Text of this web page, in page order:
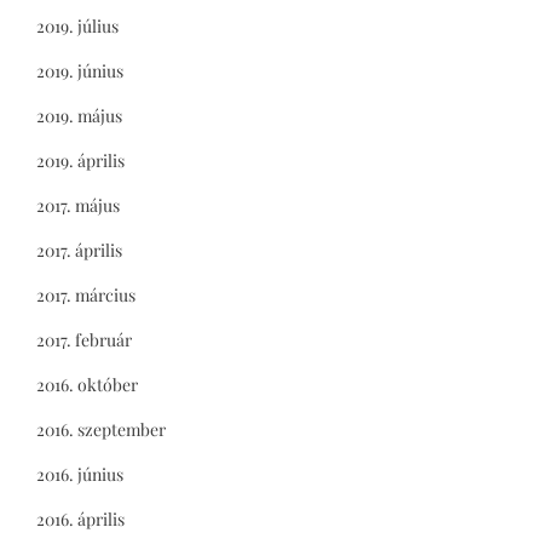
2019. július
2019. június
2019. május
2019. április
2017. május
2017. április
2017. március
2017. február
2016. október
2016. szeptember
2016. június
2016. április